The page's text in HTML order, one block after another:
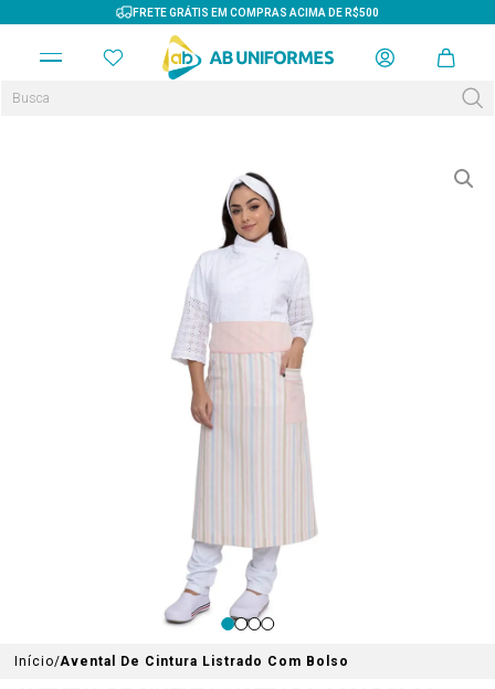
FRETE GRÁTIS EM COMPRAS ACIMA DE R$500
Início Avental De Cintura Listrado Com Bolso